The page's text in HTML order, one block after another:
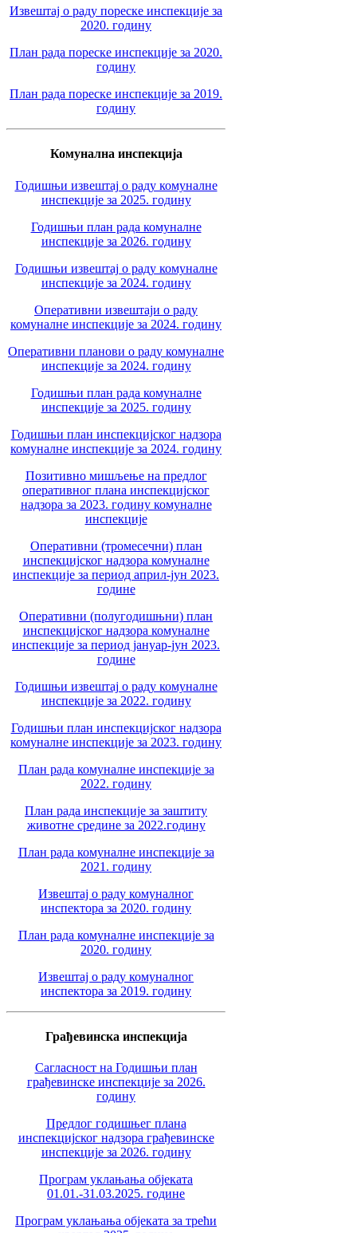
Извештај о раду пореске инспекције за
2020. годину
План рада пореске инспекције за 2020.
годину
План рада пореске инспекције за 2019.
годину
Комунална инспекција
Годишњи извештај о раду комуналне
инспекције за 2025. годину
Годишњи план рада комуналне
инспекције за 2026. годину
Годишњи извештај о раду комуналне
инспекције за 2024. годину
Оперативни извештаји о раду
комуналне инспекције за 2024. годину
Оперативни планови о раду комуналне
инспекције за 2024. годину
Годишњи план рада комуналне
инспекције за 2025. годину
Годишњи план инспекцијског надзора
комуналне инспекције за 2024. годину
Позитивно мишљење на предлог
оперативног плана инспекцијског
надзора за 2023. годину комуналне
инспекције
Оперативни (тромесечни) план
инспекцијског надзора комуналне
инспекције за период април-јун 2023.
године
Оперативни (полугодишњни) план
инспекцијског надзора комуналне
инспекције за период јануар-јун 2023.
године
Годишњи извештај о раду комуналне
инспекције за 2022. годину
Годишњи план инспекцијског надзора
комуналне инспекције за 2023. годину
План рада комуналне инспекције за
2022. годину
План рада инспекције за заштиту
животне средине за 2022.годину
План рада комуналне инспекције за
2021. годину
Извештај о раду комуналног
инспектора за 2020. годину
План рада комуналне инспекције за
2020. годину
Извештај о раду комуналног
инспектора за 2019. годину
Грађевинска инспекција
Сагласност на Годишњи план
грађевинске инспекције за 2026.
годину
Предлог годишњег плана
инспекцијског надзора грађевинске
инспекције за 2026. годину
Програм уклањања објеката
01.01.-31.03.2025. године
Програм уклањања објеката за трећи